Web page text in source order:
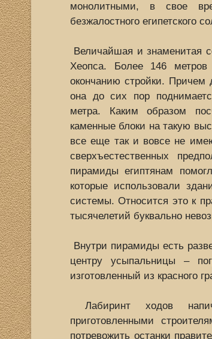
монолитными, в свое
безжалостного египетского
Величайшая и знаменитая
Хеопса. Более 146
окончанию стройки. Причем
она до сих пор
метра. Каким образом
каменные блоки на такую
все еще так и вовсе не
сверхъестественных
пирамиды египтянам
которые использовали
системы. Относится это к
тысячелетий буквально
Внутри пирамиды есть
центру усыпальницы –
изготовленный из красного
Лабиринт ходов
приготовленными
потревожить останки